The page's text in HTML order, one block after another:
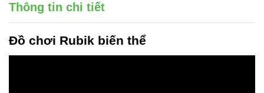
Thông tin chi tiết
Đồ chơi Rubik biến thể